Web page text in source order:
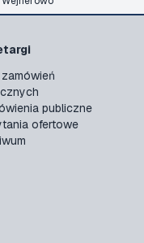
publiczne
ofertowe